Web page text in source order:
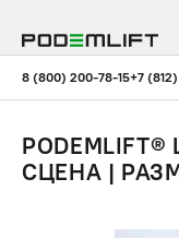
8 (800) 200-78-15+7
СЦЕНА |